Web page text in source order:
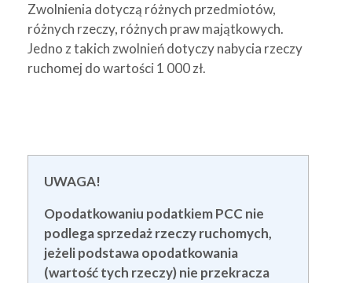
Zwolnienia dotyczą różnych przedmiotów,
różnych rzeczy, różnych praw majątkowych.
Jedno z takich zwolnień dotyczy nabycia rzeczy
ruchomej do wartości 1 000 zł.
UWAGA!
Opodatkowaniu podatkiem PCC nie
podlega sprzedaż rzeczy ruchomych,
jeżeli podstawa opodatkowania
(wartość tych rzeczy) nie przekracza